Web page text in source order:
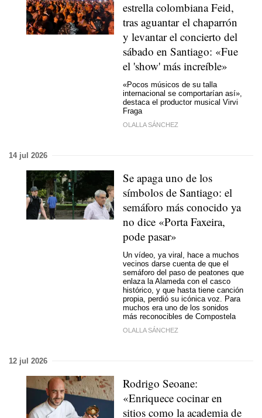
estrella colombiana Feid,
tras aguantar el chaparrón
y levantar el concierto del
sábado en Santiago: «Fue
el 'show' más increíble»
«Pocos músicos de su talla
internacional se comportarían así»,
destaca el productor musical Virvi
Fraga
OLALLA SÁNCHEZ
14 jul 2026
Se apaga uno de los
símbolos de Santiago: el
semáforo más conocido ya
no dice «Porta Faxeira,
pode pasar»
Un vídeo, ya viral, hace a muchos
vecinos darse cuenta de que el
semáforo del paso de peatones que
enlaza la Alameda con el casco
histórico, y que hasta tiene canción
propia, perdió su icónica voz. Para
muchos era uno de los sonidos
más reconocibles de Compostela
OLALLA SÁNCHEZ
12 jul 2026
Rodrigo Seoane:
«Enriquece cocinar en
sitios como la academia de